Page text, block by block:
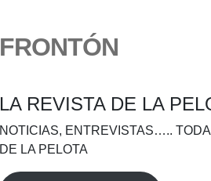
FRONTÓN
LA REVISTA DE LA
NOTICIAS, ENTREVISTAS…..
DE LA PELOTA